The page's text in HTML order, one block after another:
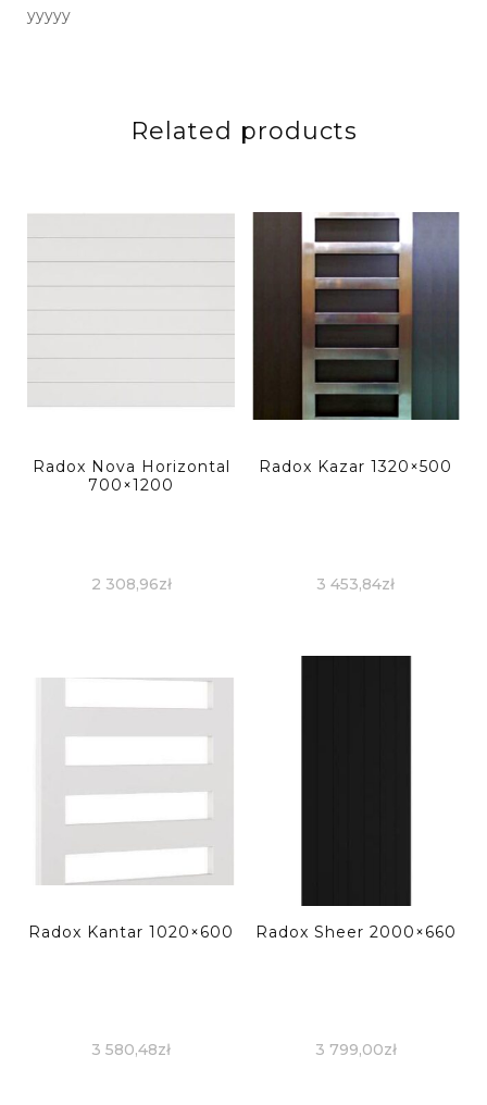
yyyyy
Related products
Radox Nova Horizontal
700×1200
2 308,96zł
Radox Kazar 1320×500
3 453,84zł
Radox Kantar 1020×600
3 580,48zł
Radox Sheer 2000×660
3 799,00zł